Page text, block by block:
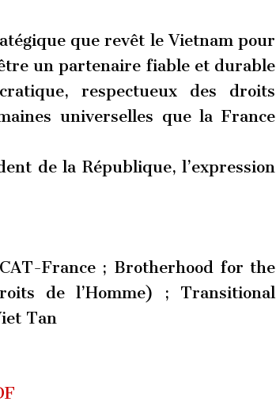
que revêt le Vietnam pour
un partenaire fiable et durable
respectueux des droits
universelles que la France
de la République, l’expression
France ; Brotherhood for the
de l’Homme) ; Transitional
Tan